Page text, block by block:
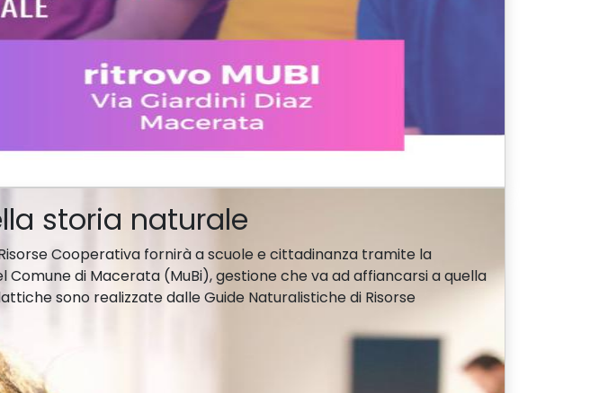
storia naturale
Cooperativa fornirà a scuole e cittadinanza tramite la
di Macerata (MuBi), gestione che va ad affiancarsi a quella
sono realizzate dalle Guide Naturalistiche di Risorse